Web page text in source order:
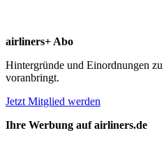
airliners+ Abo
Hintergründe und Einordnungen
voranbringt.
Jetzt Mitglied werden
Ihre Werbung auf airliners.de